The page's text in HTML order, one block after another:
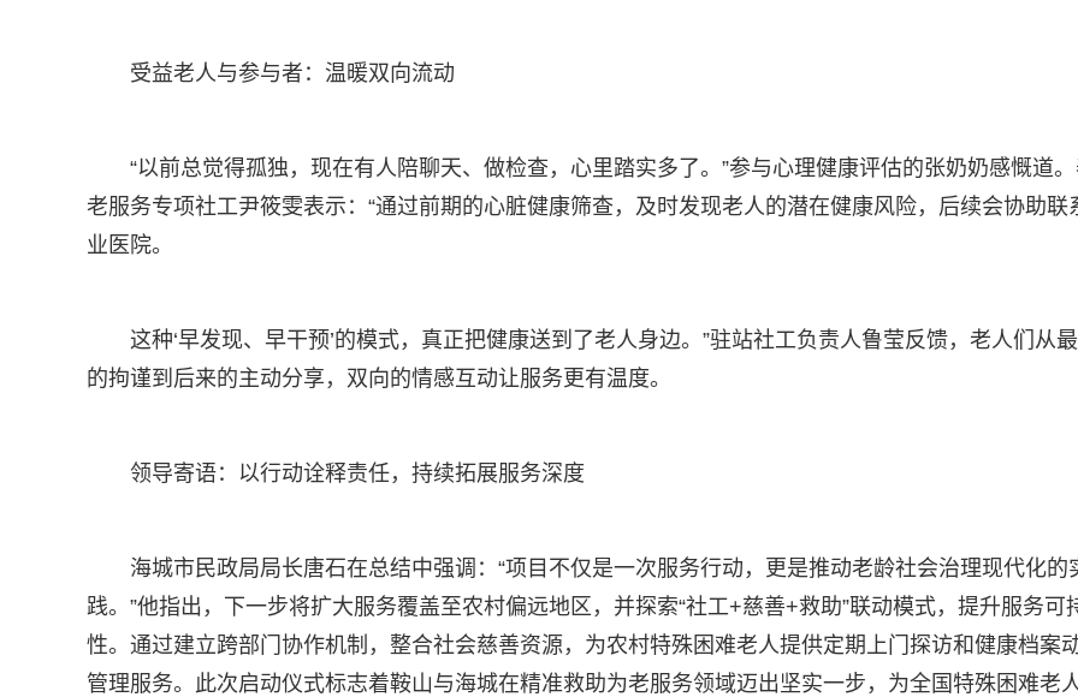
受益老人与参与者：温暖双向流动
“以前总觉得孤独，现在有人陪聊天、做检查，心里踏实多了。”参与心理健康评估的张奶奶感慨道
老服务专项社工尹筱雯表示：“通过前期的心脏健康筛查，及时发现老人的潜在健康风险，后续会协助联
业医院。
这种‘早发现、早干预’的模式，真正把健康送到了老人身边。”驻站社工负责人鲁莹反馈，老人们从
的拘谨到后来的主动分享，双向的情感互动让服务更有温度。
领导寄语：以行动诠释责任，持续拓展服务深度
海城市民政局局长唐石在总结中强调：“项目不仅是一次服务行动，更是推动老龄社会治理现代化的
践。”他指出，下一步将扩大服务覆盖至农村偏远地区，并探索“社工+慈善+救助”联动模式，提升服务可
性。通过建立跨部门协作机制，整合社会慈善资源，为农村特殊困难老人提供定期上门探访和健康档案
管理服务。此次启动仪式标志着鞍山与海城在精准救助为老服务领域迈出坚实一步，为全国特殊困难老